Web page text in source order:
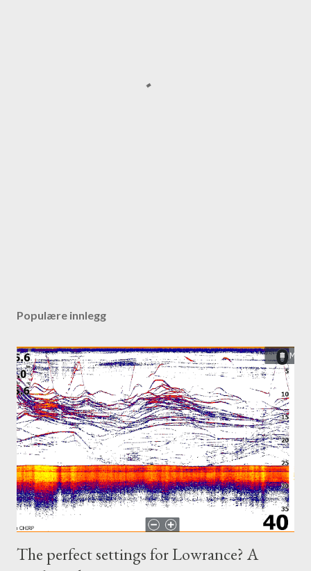
Populære innlegg
The perfect settings for Lowrance? A